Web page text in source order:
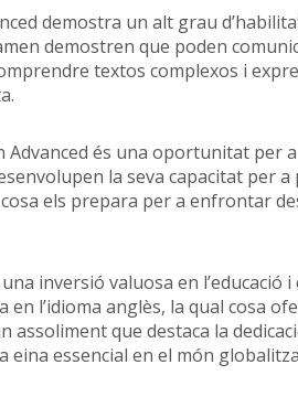
demostra un alt grau d’habilitat
demostren que poden
textos complexos i
Advanced és una oportunitat per
la seva capacitat per
els prepara per a enfrontar
inversió valuosa en l’educació
l’idioma anglès, la qual cosa
assoliment que destaca la
eina essencial en el món